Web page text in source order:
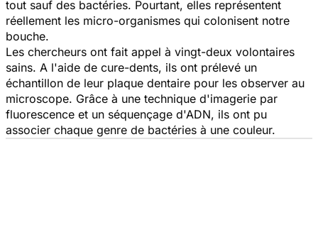
tout sauf des bactéries. Pourtant, elles représentent
réellement les micro-organismes qui colonisent notre
bouche.
Les chercheurs ont fait appel à vingt-deux volontaires
sains. A l'aide de cure-dents, ils ont prélevé un
échantillon de leur plaque dentaire pour les observer au
microscope. Grâce à une technique d'imagerie par
fluorescence et un séquençage d'ADN, ils ont pu
associer chaque genre de bactéries à une couleur.